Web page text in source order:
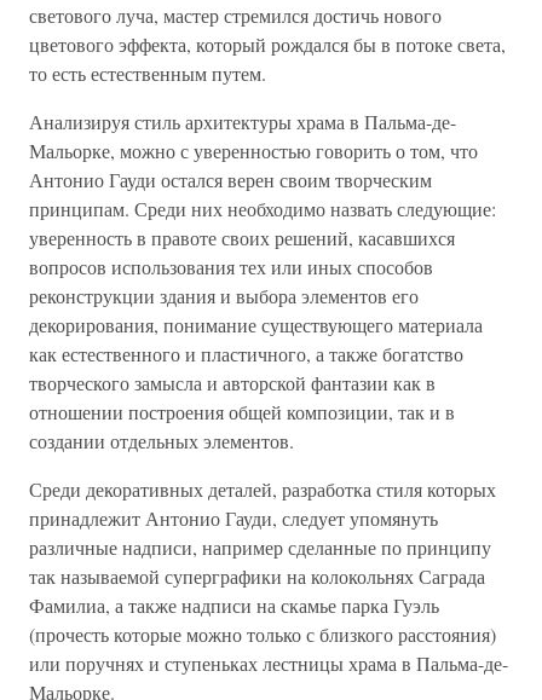
светового луча, мастер стремился достичь нового
цветового эффекта, который рождался бы в потоке света,
то есть естественным путем.
Анализируя стиль архитектуры храма в Пальма-де-
Мальорке, можно с уверенностью говорить о том, что
Антонио Гауди остался верен своим творческим
принципам. Среди них необходимо назвать следующие:
уверенность в правоте своих решений, касавшихся
вопросов использования тех или иных способов
реконструкции здания и выбора элементов его
декорирования, понимание существующего материала
как естественного и пластичного, а также богатство
творческого замысла и авторской фантазии как в
отношении построения общей композиции, так и в
создании отдельных элементов.
Среди декоративных деталей, разработка стиля которых
принадлежит Антонио Гауди, следует упомянуть
различные надписи, например сделанные по принципу
так называемой суперграфики на колокольнях Саграда
Фамилиа, а также надписи на скамье парка Гуэль
(прочесть которые можно только с близкого расстояния)
или поручнях и ступеньках лестницы храма в Пальма-де-
Мальорке.